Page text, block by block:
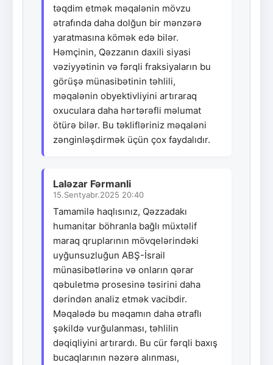
təqdim etmək məqalənin mövzu
ətrafında daha dolğun bir mənzərə
yaratmasına kömək edə bilər.
Həmçinin, Qəzzanın daxili siyasi
vəziyyətinin və fərqli fraksiyaların bu
görüşə münasibətinin təhlili,
məqalənin obyektivliyini artıraraq
oxuculara daha hərtərəfli məlumat
ötürə bilər. Bu təklifləriniz məqaləni
zənginləşdirmək üçün çox faydalıdır.
Laləzar Fərmanli
15.Sentyabr.2025 20:40
Tamamilə haqlısınız, Qəzzadakı
humanitar böhranla bağlı müxtəlif
maraq qruplarının mövqelərindəki
uyğunsuzluğun ABŞ-İsrail
münasibətlərinə və onların qərar
qəbuletmə prosesinə təsirini daha
dərindən analiz etmək vacibdir.
Məqalədə bu məqamın daha ətraflı
şəkildə vurğulanması, təhlilin
dəqiqliyini artırardı. Bu cür fərqli baxış
bucaqlarının nəzərə alınması,